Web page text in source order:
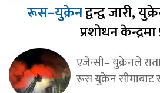
रूस–युक्रेनद्वन्द्व जारी,
प्रशोधन केन्द्रमा
एजेन्सी– युक्रेनले
रूस युक्रेन सीमाबाट